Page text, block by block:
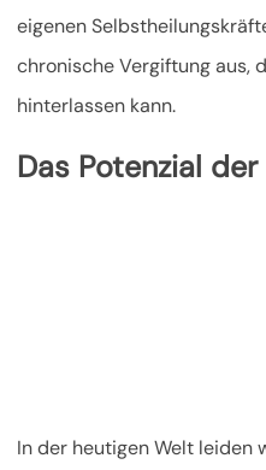
eigenen
chronische Vergiftung aus,
hinterlassen kann.
Das Potenzial
In der heutigen Welt leiden